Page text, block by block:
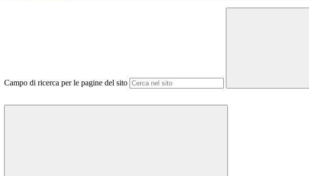
Campo di ricerca per le pagine del sito